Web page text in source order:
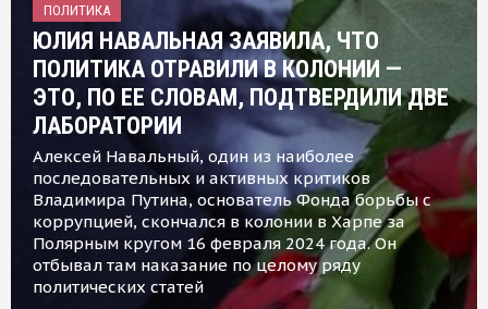
ПОЛИТИКА
ЮЛИЯ НАВАЛЬНАЯ ЗАЯВИЛА, ЧТО
ПОЛИТИКА ОТРАВИЛИ В КОЛОНИИ —
ЭТО, ПО ЕЕ СЛОВАМ, ПОДТВЕРДИЛИ ДВЕ
ЛАБОРАТОРИИ
Алексей Навальный, один из наиболее
последовательных и активных критиков
Владимира Путина, основатель Фонда борьбы с
коррупцией, скончался в колонии в Харпе за
Полярным кругом 16 февраля 2024 года. Он
отбывал там наказание по целому ряду
политических статей